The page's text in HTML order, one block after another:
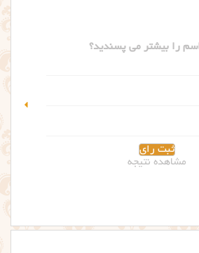
مشاهده نتیجه